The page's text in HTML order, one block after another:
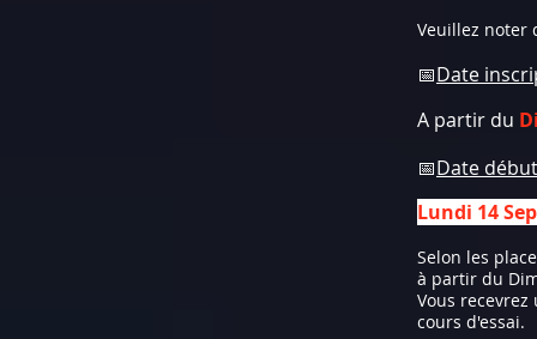
Veuillez noter
📅Date
A partir du
📅Date
Lundi 14
Selon les
à partir du
Vous
cours d'essai.